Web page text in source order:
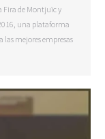
Fira de Montjuïc y
una plataforma
mejores empresas